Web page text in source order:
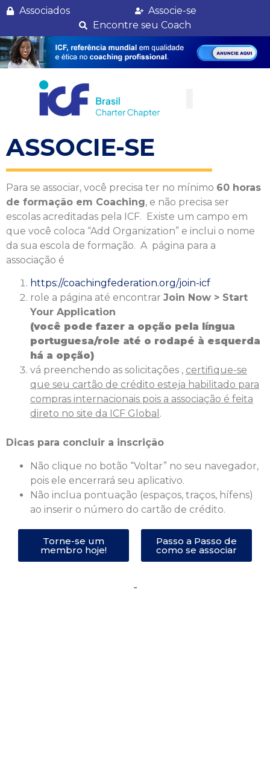
Associados
Associe-se
Encontre seu Coach
ASSOCIE-SE
Para se associar, você precisa ter no mínimo 60 horas
de formação em Coaching, e não precisa ser
escolas acreditadas pela ICF. Existe um campo em
que você coloca “Add Organization” e inclui o nome
da sua escola de formação. A página para a
associação é
https://coachingfederation.org/join-icf
role a página até encontrar Join Now > Start
Your Application
(você pode fazer a opção pela língua
portuguesa/role até o rodapé à esquerda
há a opção)
vá preenchendo as solicitações , certifique-se
que seu cartão de crédito esteja habilitado para
compras internacionais pois a associação é feita
direto no site da ICF Global .
Dicas para concluir a inscrição
Não clique no botão “Voltar” no seu navegador,
pois ele encerrará seu aplicativo.
Não inclua pontuação (espaços, traços, hífens)
ao inserir o número do cartão de crédito.
Torne-se um
membro hoje!
Passo a Passo de
como se associar
-